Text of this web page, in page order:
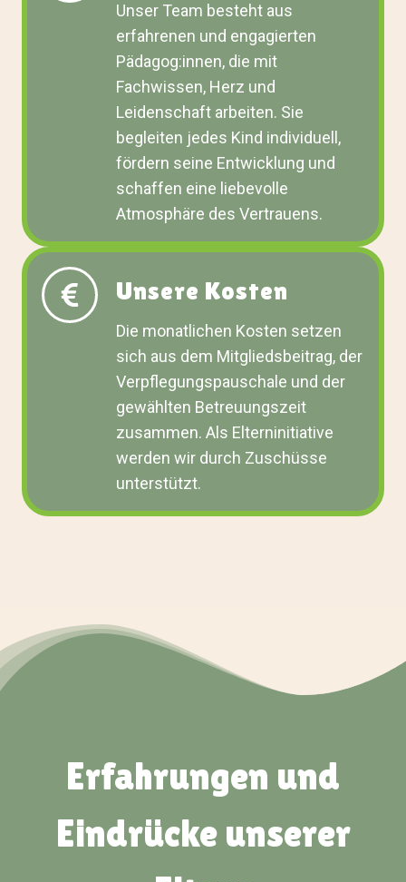
Unser Team besteht aus
erfahrenen und engagierten
Pädagog:innen, die mit
Fachwissen, Herz und
Leidenschaft arbeiten. Sie
begleiten jedes Kind individuell,
fördern seine Entwicklung und
schaffen eine liebevolle
Atmosphäre des Vertrauens.
Unsere Kosten
Die monatlichen Kosten setzen
sich aus dem Mitgliedsbeitrag, der
Verpflegungspauschale und der
gewählten Betreuungszeit
zusammen. Als Elterninitiative
werden wir durch Zuschüsse
unterstützt.
Erfahrungen und
Eindrücke unserer